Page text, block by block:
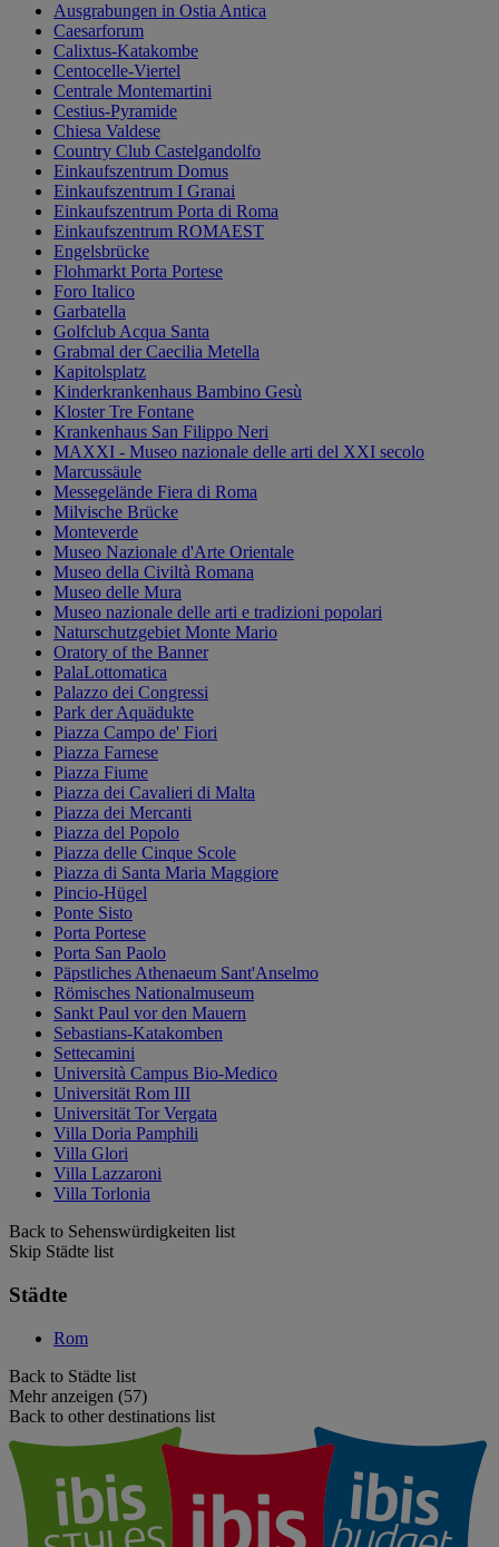
Ausgrabungen in Ostia Antica
Caesarforum
Calixtus-Katakombe
Centocelle-Viertel
Centrale Montemartini
Cestius-Pyramide
Chiesa Valdese
Country Club Castelgandolfo
Einkaufszentrum Domus
Einkaufszentrum I Granai
Einkaufszentrum Porta di Roma
Einkaufszentrum ROMAEST
Engelsbrücke
Flohmarkt Porta Portese
Foro Italico
Garbatella
Golfclub Acqua Santa
Grabmal der Caecilia Metella
Kapitolsplatz
Kinderkrankenhaus Bambino Gesù
Kloster Tre Fontane
Krankenhaus San Filippo Neri
MAXXI - Museo nazionale delle arti del XXI secolo
Marcussäule
Messegelände Fiera di Roma
Milvische Brücke
Monteverde
Museo Nazionale d'Arte Orientale
Museo della Civiltà Romana
Museo delle Mura
Museo nazionale delle arti e tradizioni popolari
Naturschutzgebiet Monte Mario
Oratory of the Banner
PalaLottomatica
Palazzo dei Congressi
Park der Aquädukte
Piazza Campo de' Fiori
Piazza Farnese
Piazza Fiume
Piazza dei Cavalieri di Malta
Piazza dei Mercanti
Piazza del Popolo
Piazza delle Cinque Scole
Piazza di Santa Maria Maggiore
Pincio-Hügel
Ponte Sisto
Porta Portese
Porta San Paolo
Päpstliches Athenaeum Sant'Anselmo
Römisches Nationalmuseum
Sankt Paul vor den Mauern
Sebastians-Katakomben
Settecamini
Università Campus Bio-Medico
Universität Rom III
Universität Tor Vergata
Villa Doria Pamphili
Villa Glori
Villa Lazzaroni
Villa Torlonia
Back to Sehenswürdigkeiten list
Skip Städte list
Städte
Rom
Back to Städte list
Mehr anzeigen (57)
Back to other destinations list